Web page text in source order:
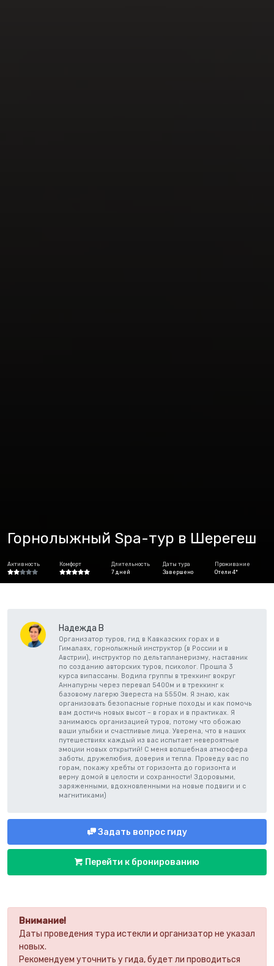
Горнолыжный Spa-тур в Шерегеш
Активность Комфорт
Длительность
7 дней
Даты тура
Завершено
Проживание
Отели 4*
Внимание!
Даты проведения тура истекли и организатор не указал
новых.
Рекомендуем уточнить у гида, будет ли проводиться
Надежда В
Организатор туров, гид в Кавказских горах и в
Гималаях, горнолыжный инструктор (в России и в
Австрии), инструктор по дельтапланеризму, наставник
по созданию авторских туров, психолог. Прошла 3
курса випассаны. Водила группы в треккинг вокруг
Аннапурны через перевал 5400м и в треккинг к
базовому лагерю Эвереста на 5550м. Я знаю, как
организовать безопасные горные походы и как помочь
вам достичь новых высот – в горах и в практиках. Я
занимаюсь организацией туров, потому что обожаю
ваши улыбки и счастливые лица. Уверена, что в наших
путешествиях каждый из вас испытает невероятные
эмоции новых открытий! С меня волшебная атмосфера
заботы, дружелюбия, доверия и тепла. Проведу вас по
горам, покажу хребты от горизонта до горизонта и
верну домой в целости и сохранности! Здоровыми,
заряженными, вдохновленными на новые подвиги и с
магнитиками)
Задать вопрос гиду
Перейти к бронированию